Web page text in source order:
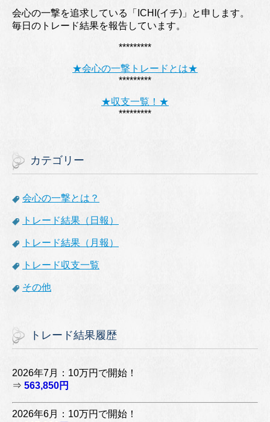
会心の一撃を追求している「ICHI(イチ)」と申します。
毎日のトレード結果を報告しています。
*********
★会心の一撃トレードとは★
*********
★収支一覧！★
*********
カテゴリー
会心の一撃とは？
トレード結果（日報）
トレード結果（月報）
トレード収支一覧
その他
トレード結果履歴
2026年7月：10万円で開始！
⇒ 563,850円
2026年6月：10万円で開始！